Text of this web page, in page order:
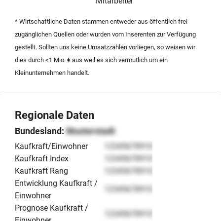
* Wirtschaftliche Daten stammen entweder aus öffentlich frei
zugänglichen Quellen oder wurden vom Inserenten zur Verfügung
gestellt. Sollten uns keine Umsatzzahlen vorliegen, so weisen wir
dies durch <1 Mio. € aus weil es sich vermutlich um ein
Kleinunternehmen handelt.
Regionale Daten
Bundesland:Musterstadt
Kaufkraft/Einwohner
12345678910
Kaufkraft Index
12345678910
Kaufkraft Rang
12345678910
Entwicklung Kaufkraft /
Einwohner
12345678910
Prognose Kaufkraft /
12345678910